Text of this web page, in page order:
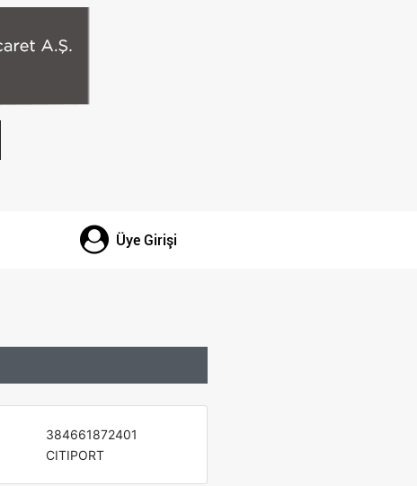
Üye Girişi
384661872401
CITIPORT